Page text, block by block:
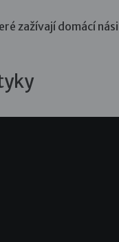
zažívají domácí